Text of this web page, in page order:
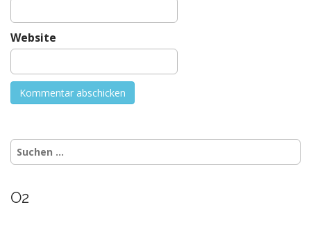
Website
Suche
nach:
O2